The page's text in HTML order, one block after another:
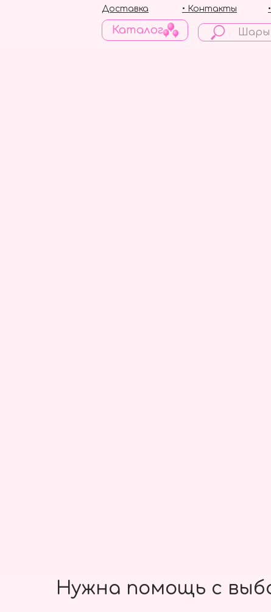
Каталог
• Контакты
Доставка
Нужна помощь с